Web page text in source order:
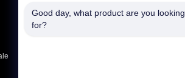
Richiedere un preventivo
Good day, what product are you looking
for?